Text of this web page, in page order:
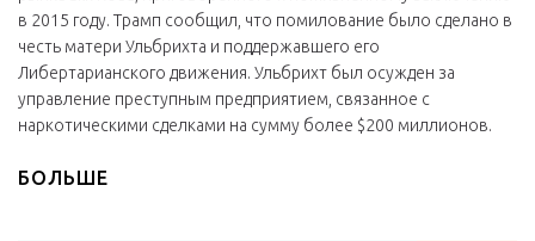
в 2015 году. Трамп сообщил, что помилование было сделано в
честь матери Ульбрихта и поддержавшего его
Либертарианского движения. Ульбрихт был осужден за
управление преступным предприятием, связанное с
наркотическими сделками на сумму более $200 миллионов.
БОЛЬШЕ